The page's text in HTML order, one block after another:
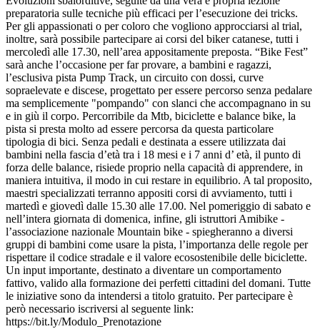
preparatoria sulle tecniche più efficaci per l’esecuzione dei tricks.
Per gli appassionati o per coloro che vogliono approcciarsi al trial,
inoltre, sarà possibile partecipare ai corsi del biker catanese, tutti i
mercoledì alle 17.30, nell’area appositamente preposta. “Bike Fest”
sarà anche l’occasione per far provare, a bambini e ragazzi,
l’esclusiva pista Pump Track, un circuito con dossi, curve
sopraelevate e discese, progettato per essere percorso senza pedalare
ma semplicemente "pompando" con slanci che accompagnano in su
e in giù il corpo. Percorribile da Mtb, biciclette e balance bike, la
pista si presta molto ad essere percorsa da questa particolare
tipologia di bici. Senza pedali e destinata a essere utilizzata dai
bambini nella fascia d’età tra i 18 mesi e i 7 anni d’ età, il punto di
forza delle balance, risiede proprio nella capacità di apprendere, in
maniera intuitiva, il modo in cui restare in equilibrio. A tal proposito,
maestri specializzati terranno appositi corsi di avviamento, tutti i
martedì e giovedì dalle 15.30 alle 17.00. Nel pomeriggio di sabato e
nell’intera giornata di domenica, infine, gli istruttori Amibike -
l’associazione nazionale Mountain bike - spiegheranno a diversi
gruppi di bambini come usare la pista, l’importanza delle regole per
rispettare il codice stradale e il valore ecosostenibile delle biciclette.
Un input importante, destinato a diventare un comportamento
fattivo, valido alla formazione dei perfetti cittadini del domani. Tutte
le iniziative sono da intendersi a titolo gratuito. Per partecipare è
però necessario iscriversi al seguente link:
https://bit.ly/Modulo_Prenotazione